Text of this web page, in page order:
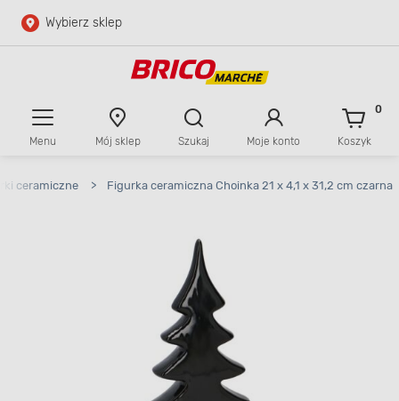
Przejdź do głównej zawartości
Wybierz sklep
Menu Mój sklep Szukaj Moje konto Koszyk
0
ceramiczne > Figurka ceramiczna Choinka 21 x 4,1 x 31,2 cm czarna